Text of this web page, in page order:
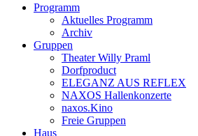
Programm
Aktuelles Programm
Archiv
Gruppen
Theater Willy Praml
Dorfproduct
ELEGANZ AUS REFLEX
NAXOS Hallenkonzerte
naxos.Kino
Freie Gruppen
Haus